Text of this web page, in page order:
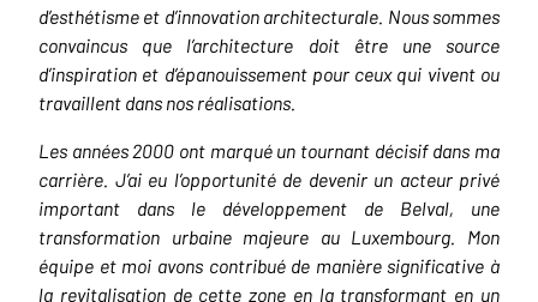
d’esthétisme et d’innovation architecturale. Nous sommes
convaincus que l’architecture doit être une source
d’inspiration et d’épanouissement pour ceux qui vivent ou
travaillent dans nos réalisations.
Les années 2000 ont marqué un tournant décisif dans ma
carrière. J’ai eu l’opportunité de devenir un acteur privé
important dans le développement de Belval, une
transformation urbaine majeure au Luxembourg. Mon
équipe et moi avons contribué de manière significative à
la revitalisation de cette zone en la transformant en un